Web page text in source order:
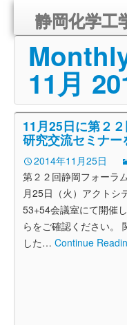
静岡化学工
静岡化学工
講演会のご
組織
入会のご案内
会報
リンク
お問い合わせ
11月
11月25日に第２
研究交流セミナー
2014年11月25日
第２２回静岡フォーラ
月25日（火）アクト
53+54会議室にて開催
らをご確認ください。
した… Continue